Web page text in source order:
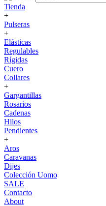
Tienda
+
Pulseras
+
Elásticas
Regulables
Rígidas
Cuero
Collares
+
Gargantillas
Rosarios
Cadenas
Hilos
Pendientes
+
Aros
Caravanas
Dijes
Colección Uomo
SALE
Contacto
About